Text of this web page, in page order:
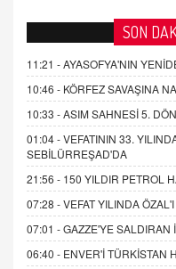
SON
11:21 -AYASOFYA'NIN
10:46 - KÖRFEZ SAVAŞINA
10:33 -ASIM SAHNESİ 5.
01:04 -VEFATININ 33.
SEBİLÜRREŞAD'DA
21:56 - 150 YILDIR PETROL
07:28 -VEFAT YILINDA
07:01 -GAZZE'YE SALDIRAN
06:40 - ENVER'İ TÜRKİSTAN